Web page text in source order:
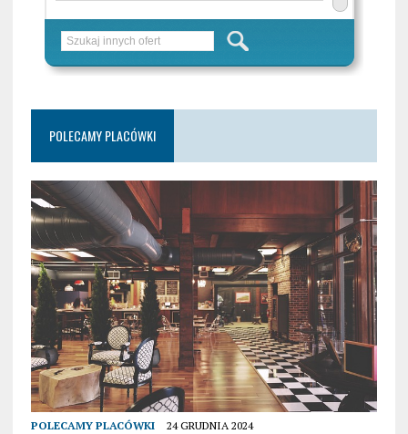
POLECAMY PLACÓWKI
POLECAMY PLACÓWKI 24 GRUDNIA 2024